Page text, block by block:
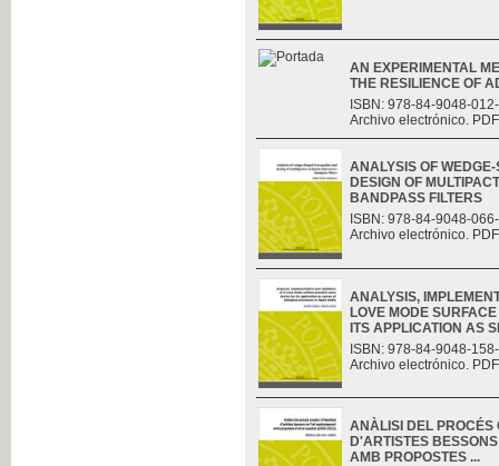
AN EXPERIMENTAL
THE RESILIENCE OF
ISBN: 978-84-9048-
Archivo electrónico.
ANALYSIS OF
DESIGN OF
BANDPASS FILTERS
ISBN: 978-84-9048-
Archivo electrónico.
ANALYSIS,
LOVE MODE
ITS APPLICATION AS
ISBN: 978-84-9048-
Archivo electrónico.
ANÀLISI DEL PROCÉS
D'ARTISTES
AMB PROPOSTES ...